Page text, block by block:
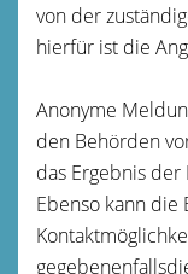
von der
hierfür ist die
Anonyme
den Behörden
das Ergebnis
Ebenso kann die